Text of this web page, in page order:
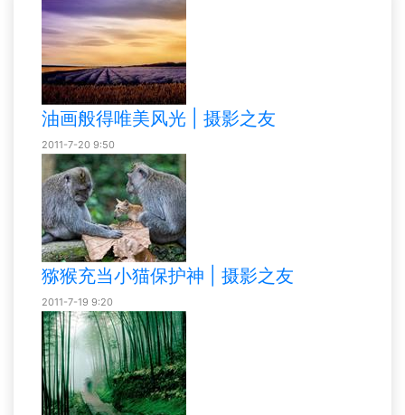
油画般得唯美风光 | 摄影之友
2011-7-20 9:50
猕猴充当小猫保护神 | 摄影之友
2011-7-19 9:20